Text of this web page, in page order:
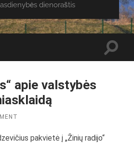
dienoraštis
apie valstybės
pakvietė į „Žinių radijo“